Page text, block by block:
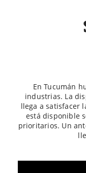
En Tucumán
industrias. La
llega a satisfacer
está disponible
prioritarios. Un